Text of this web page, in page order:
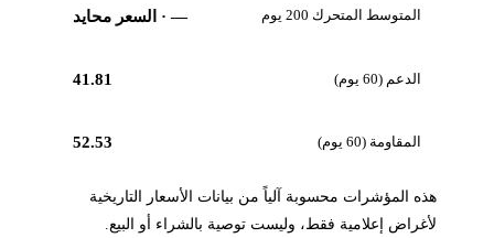
المتوسط المتحرك 200 يوم —· السعر محايد
الدعم (60 يوم) 41.81
المقاومة (60 يوم) 52.53
هذه المؤشرات محسوبة آلياً من بيانات الأسعار التاريخية
لأغراض إعلامية فقط، وليست توصية بالشراء أو البيع.